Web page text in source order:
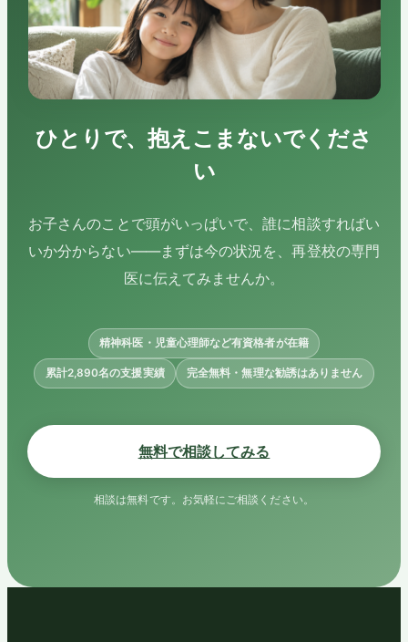
ひとりで、抱えこまないでくださ
い
お子さんのことで頭がいっぱいで、誰に相談すればい
いか分からない——まずは今の状況を、再登校の専門
医に伝えてみませんか。
精神科医・児童心理師など有資格者が在籍
累計2,890名の支援実績 完全無料・無理な勧誘はありません
無料で相談してみる
相談は無料です。お気軽にご相談ください。